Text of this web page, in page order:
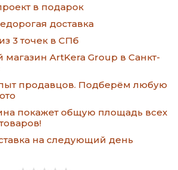
в подарок
доставка
3 точек в СПб
ArtKera Group в Санкт-
продавцов. Подберём любую
покажет общую площадь всех
на следующий день